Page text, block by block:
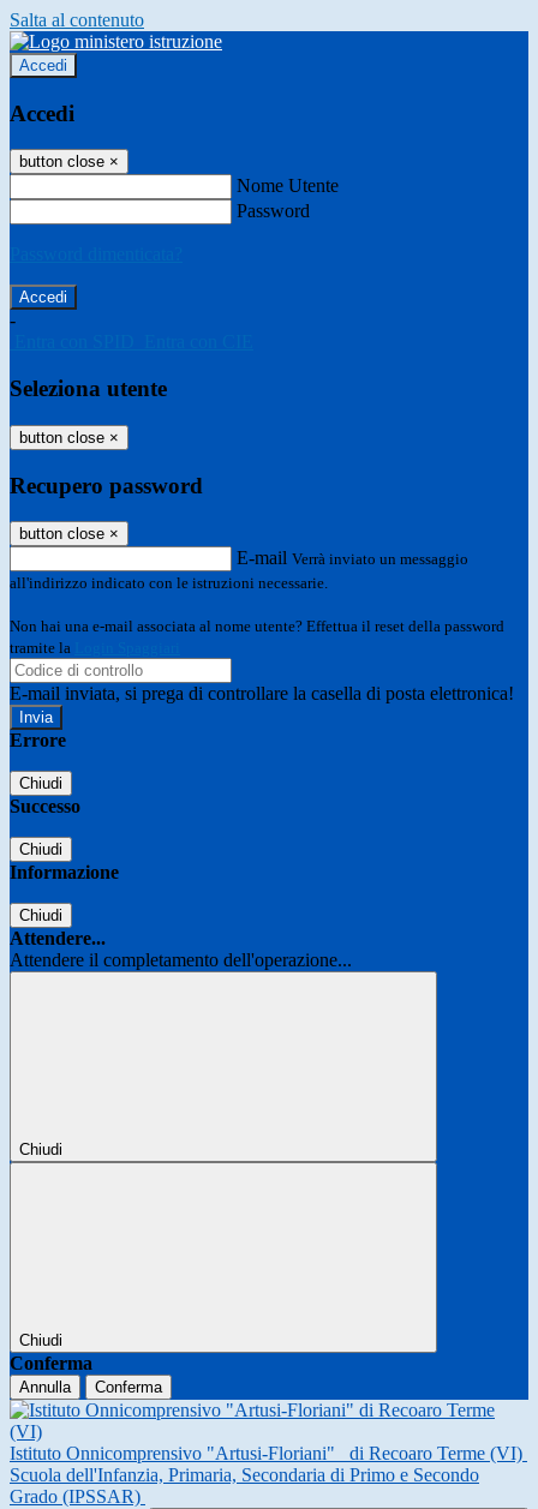
Salta al contenuto
Accedi
Accedi
button close ×
Nome Utente
Password
-
Seleziona utente
button close ×
Recupero password
button close ×
E-mail Verrà inviato un messaggio
all'indirizzo indicato con le istruzioni necessarie.
Non hai una e-mail associata al nome utente? Effettua il reset della password
tramite la
E-mail inviata, si prega di controllare la casella di posta elettronica!
Errore
Chiudi
Successo
Chiudi
Informazione
Chiudi
Attendere...
Attendere il completamento dell'operazione...
Chiudi
Chiudi
Conferma
Annulla Conferma
Istituto Onnicomprensivo "Artusi-Floriani"
di Recoaro Terme (VI)
Scuola dell'Infanzia, Primaria, Secondaria di Primo e Secondo
Grado (IPSSAR)